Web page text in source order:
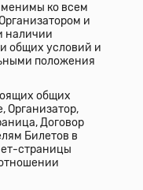
ко всем
и
наличии
общих условий и
положения
общих
Организатор,
Договор
Билетов в
страницы